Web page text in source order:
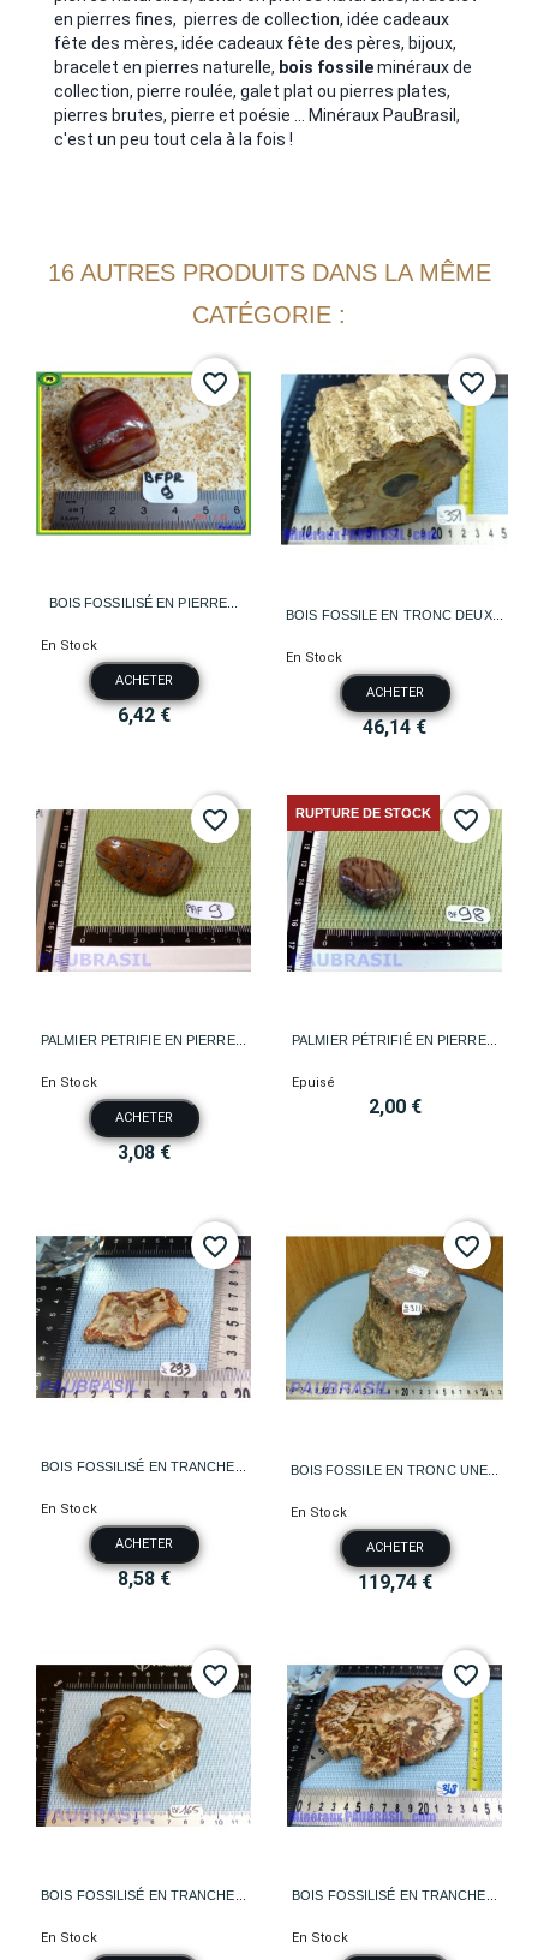
en pierres fines, pierres de collection, idée cadeaux
fête des mères, idée cadeaux fête des pères, bijoux,
bracelet en pierres naturelle, bois fossileminéraux de
collection, pierre roulée, galet plat ou pierres plates,
pierres brutes, pierre et poésie ... Minéraux PauBrasil,
c'est un peu tout cela à la fois !
16 AUTRES PRODUITS DANS LA MÊME
CATÉGORIE :
BOIS FOSSILISÉ EN PIERRE...
En Stock
ACHETER
6,42 €
favorite_border
BOIS FOSSILE EN TRONC DEUX...
En Stock
ACHETER
46,14 €
favorite_border
PALMIER PETRIFIE EN PIERRE...
En Stock
ACHETER
3,08 €
favorite_border
PALMIER PÉTRIFIÉ EN PIERRE...
Epuisé
2,00 €
RUPTURE DE STOCK favorite_border
BOIS FOSSILISÉ EN TRANCHE...
En Stock
ACHETER
8,58 €
favorite_border
BOIS FOSSILE EN TRONC UNE...
En Stock
ACHETER
119,74 €
favorite_border
BOIS FOSSILISÉ EN TRANCHE...
En Stock
favorite_border
BOIS FOSSILISÉ EN TRANCHE...
En Stock
favorite_border